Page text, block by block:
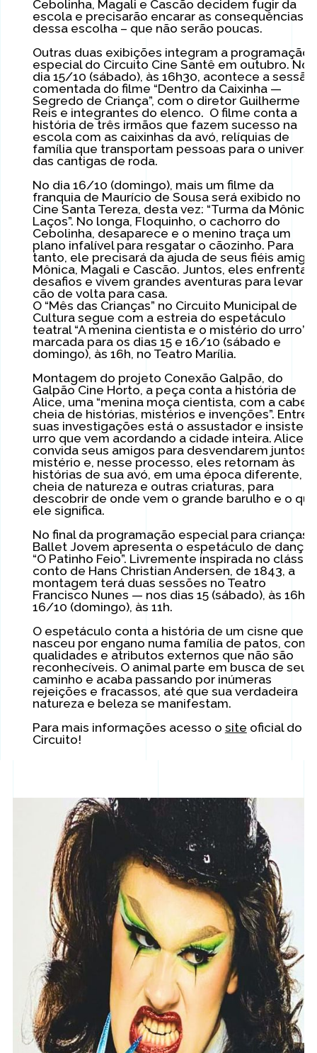
Cebolinha, Magali e Cascão decidem fugir da
escola e precisarão encarar as consequências
dessa escolha – que não serão poucas.
Outras duas exibições integram a programação
especial do Circuito Cine Santê em outubro. No
dia 15/10 (sábado), às 16h30, acontece a sessão
comentada do filme “Dentro da Caixinha —
Segredo de Criança”, com o diretor Guilherme
Reis e integrantes do elenco. O filme conta a
história de três irmãos que fazem sucesso na
escola com as caixinhas da avó, relíquias de
família que transportam pessoas para o universo
das cantigas de roda.
No dia 16/10 (domingo), mais um filme da
franquia de Maurício de Sousa será exibido no
Cine Santa Tereza, desta vez: “Turma da Mônica:
Laços”. No longa, Floquinho, o cachorro do
Cebolinha, desaparece e o menino traça um
plano infalível para resgatar o cãozinho. Para
tanto, ele precisará da ajuda de seus fiéis
Mônica, Magali e Cascão. Juntos, eles
desafios e vivem grandes aventuras para levar o
cão de volta para casa.
O “Mês das Crianças” no Circuito Municipal de
Cultura segue com a estreia do espetáculo
teatral “A menina cientista e o mistério do urro”,
marcada para os dias 15 e 16/10 (sábado e
domingo), às 16h, no Teatro Marília.
Montagem do projeto Conexão Galpão, do
Galpão Cine Horto, a peça conta a história de
Alice, uma “menina moça cientista, com a
cheia de histórias, mistérios e invenções”. Entre
suas investigações está o assustador e
urro que vem acordando a cidade inteira. Alice
convida seus amigos para desvendarem juntos o
mistério e, nesse processo, eles retornam às
histórias de sua avó, em uma época diferente,
cheia de natureza e outras criaturas, para
descobrir de onde vem o grande barulho e o que
ele significa.
No final da programação especial para crianças,
Ballet Jovem apresenta o espetáculo de dança
“O Patinho Feio”. Livremente inspirada no
conto de Hans Christian Andersen, de 1843, a
montagem terá duas sessões no Teatro
Francisco Nunes — nos dias 15 (sábado), às 16h,
16/10 (domingo), às 11h.
O espetáculo conta a história de um cisne que
nasceu por engano numa família de patos, com
qualidades e atributos externos que não são
reconhecíveis. O animal parte em busca de seu
caminho e acaba passando por inúmeras
rejeições e fracassos, até que sua verdadeira
natureza e beleza se manifestam.
Para mais informações acesso o site oficial do
Circuito!